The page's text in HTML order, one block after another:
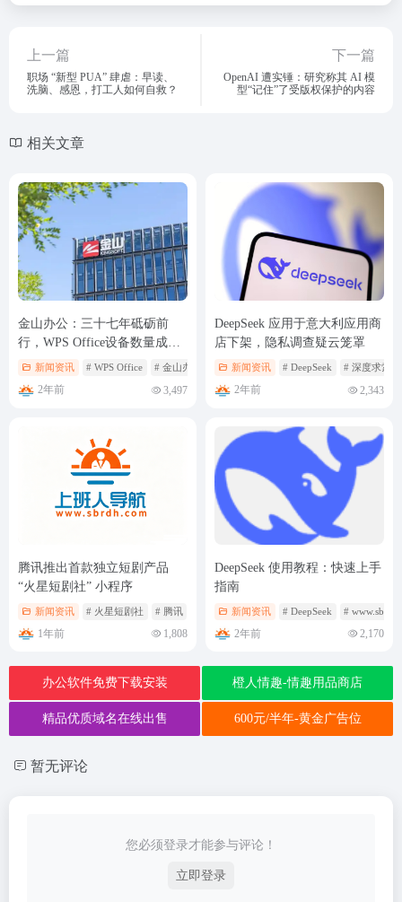
上一篇
职场 “新型 PUA” 肆虐：早读、
洗脑、感恩，打工人如何自救？
下一篇
OpenAI 遭实锤：研究称其 AI 模
型“记住”了受版权保护的内容
相关文章
金山办公：三十七年砥砺前
行，WPS Office设备数量成功
突破 1 亿大关
新闻资讯 # WPS Office # 金山办公
2年前 3,497
DeepSeek 应用于意大利应用商
店下架，隐私调查疑云笼罩
新闻资讯 # DeepSeek # 深度求索
2年前 2,343
腾讯推出首款独立短剧产品
“火星短剧社” 小程序
新闻资讯 # 火星短剧社 # 腾讯
1年前 1,808
DeepSeek 使用教程：快速上手
指南
新闻资讯 # DeepSeek #
2年前 2,170
办公软件免费下载安装 橙人情趣-情趣用品商店
精品优质域名在线出售 600元/半年-黄金广告位
暂无评论
您必须登录才能参与评论！
立即登录